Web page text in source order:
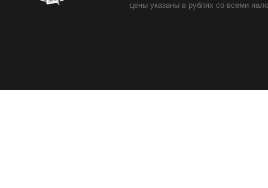
цены указаны в рублях со всеми